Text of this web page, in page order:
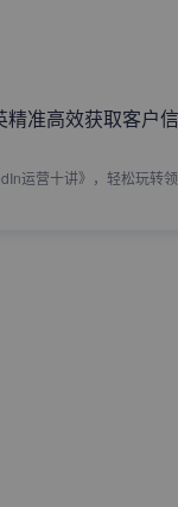
精准高效获取客户
运营十讲》，轻松玩转领